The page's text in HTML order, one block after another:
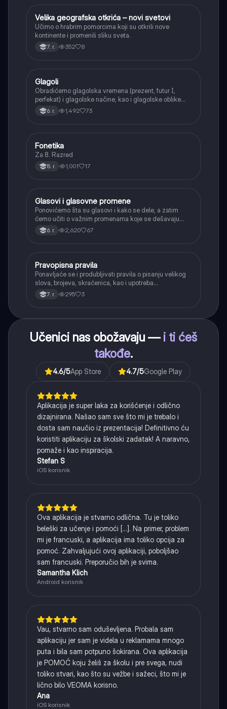
Istorija
Velika geografska otkrića – novi svetovi
Učimo o hrabrim pomorcima koji su otkrili nove
kontinente i promenili sliku sveta.
7. r. 352 8
Srpski jezik
Glagoli
Obradićemo glagolska vremena (prezent, futur I,
perfekat) i glagolske načine, kao i glagolske oblike
(infinitiv, glagolski pridevi i prilozi) i glagolski vid
(svršeni i nesvršeni).
6. r. 1,492 73
Srpski jezik
Fonetika
Za 8. Razred
8. r. 1,001 17
Srpski jezik
Glasovi i glasovne promene
Ponovićemo šta su glasovi i kako se dele, a zatim
ćemo učiti o važnim promenama koje se dešavaju
kada se glasovi nađu jedan pored drugog u rečima
(npr. jednačenje suglasnika po zvučnosti i mestu
6. r. 2,620 67
Srpski jezik
Pravopisna pravila
Ponavljaće se i produbljivati pravila o pisanju velikog
slova, brojeva, skraćenica, kao i upotreba
interpunkcije, sa posebnim fokusom na zarez u
složenoj rečenici.
7. r. 295 3
Učenici nas obožavaju — i ti ćeš
takođe.
4.6/5App Store 4.7/5Google Play
Aplikacija je super laka za korišćenje i odlično
dizajnirana. Našao sam sve što mi je trebalo i
dosta sam naučio iz prezentacija! Definitivno ću
koristiti aplikaciju za školski zadatak! A naravno,
pomaže i kao inspiracija.
Stefan S
iOS korisnik
Ova aplikacija je stvarno odlična. Tu je toliko
beleški za učenje i pomoći [...]. Na primer, problem
mi je francuski, a aplikacija ima toliko opcija za
pomoć. Zahvaljujući ovoj aplikaciji, poboljšao
sam francuski. Preporučio bih je svima.
Samantha Klich
Android korisnik
Vau, stvarno sam oduševljena. Probala sam
aplikaciju jer sam je videla u reklamama mnogo
puta i bila sam potpuno šokirana. Ova aplikacija
je POMOĆ koju želiš za školu i pre svega, nudi
toliko stvari, kao što su vežbe i sažeci, što mi je
lično bilo VEOMA korisno.
Ana
iOS korisnik